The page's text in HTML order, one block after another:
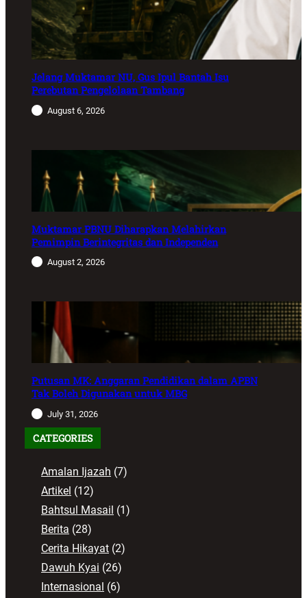
Jelang Muktamar NU, Gus Ipul Bantah Isu
Perebutan Pengelolaan Tambang
August 6, 2026
Muktamar PBNU Diharapkan Melahirkan
Pemimpin Berintegritas dan Independen
August 2, 2026
Putusan MK: Anggaran Pendidikan dalam APBN
Tak Boleh Digunakan untuk MBG
July 31, 2026
CATEGORIES
Amalan Ijazah (7)
Artikel (12)
Bahtsul Masail (1)
Berita (28)
Cerita Hikayat (2)
Dawuh Kyai (26)
Internasional (6)